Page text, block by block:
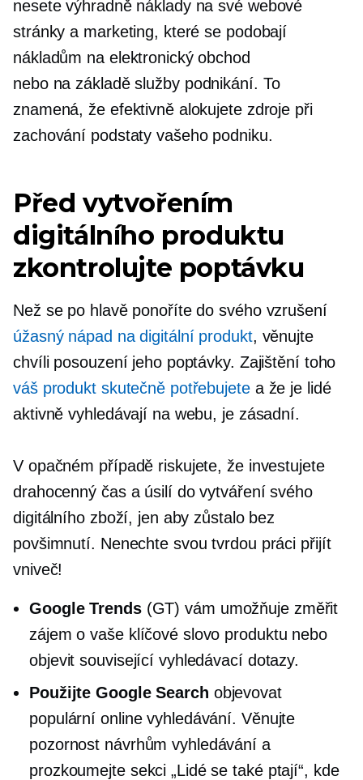
nesete výhradně náklady na své webové
stránky a marketing, které se podobají
nákladům na elektronický obchod
nebo na základě službypodnikání. To
znamená, že efektivně alokujete zdroje při
zachování podstaty vašeho podniku.
Před vytvořením
digitálního produktu
zkontrolujte poptávku
Než se po hlavě ponoříte do svého vzrušení
úžasný nápad na digitální produkt, věnujte
chvíli posouzení jeho poptávky. Zajištění toho
váš produkt skutečně potřebujetea že je lidé
aktivně vyhledávají na webu, je zásadní.
V opačném případě riskujete, že investujete
drahocenný čas a úsilí do vytváření svého
digitálního zboží, jen aby zůstalo bez
povšimnutí. Nenechte svou tvrdou práci přijít
vniveč!
Google Trends(GT) vám umožňuje změřit
zájem o vaše klíčové slovo produktu nebo
objevit související vyhledávací dotazy.
Použijte Google Search objevovat
populární online vyhledávání. Věnujte
pozornost návrhům vyhledávání a
prozkoumejte sekci „Lidé se také ptají“, kde